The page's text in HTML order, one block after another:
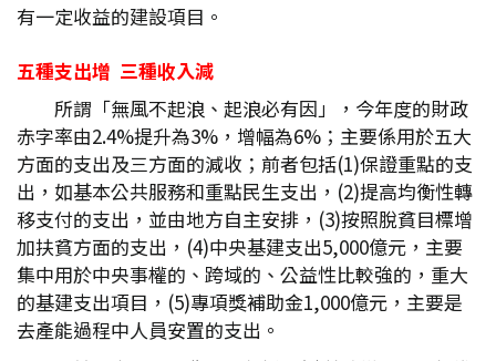
有一定收益的建設項目。
五種支出增 三種收入減
所謂「無風不起浪、起浪必有因」，今年度的財政
赤字率由2.4%提升為3%，增幅為6%；主要係用於五大
方面的支出及三方面的減收；前者包括(1)保證重點的支
出，如基本公共服務和重點民生支出，(2)提高均衡性轉
移支付的支出，並由地方自主安排，(3)按照脫貧目標增
加扶貧方面的支出，(4)中央基建支出5,000億元，主要
集中用於中央事權的、跨域的、公益性比較強的，重大
的基建支出項目，(5)專項獎補助金1,000億元，主要是
去產能過程中人員安置的支出。